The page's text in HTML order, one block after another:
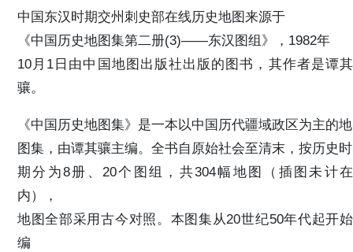
中国东汉时期交州刺史部在线历史地图来源于
《中国历史地图集第二册(3)——东汉图组》，1982年
10月1日由中国地图出版社出版的图书，其作者是谭其
骧。
《中国历史地图集》是一本以中国历代疆域政区为主的地
图集，由谭其骧主编。全书自原始社会至清末，按历史时
期分为8册、20个图组，共304幅地图（插图未计在
内），
地图全部采用古今对照。本图集从20世纪50年代起开始
编